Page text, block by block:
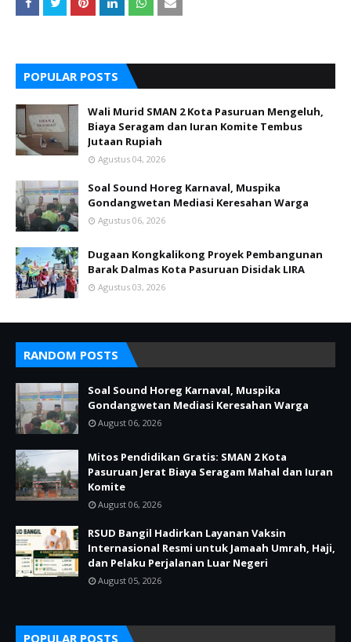
POPULAR POSTS
Wali Murid SMAN 2 Kota Pasuruan Mengeluh,
Biaya Seragam dan Iuran Komite Tembus
Jutaan Rupiah
Agustus 04, 2026
Soal Sound Horeg Karnaval, Muspika
Gondangwetan Mediasi Keresahan Warga
Agustus 06, 2026
Dugaan Kongkalikong Proyek Pembangunan
Barak Dalmas Kota Pasuruan Disidak LIRA
Agustus 03, 2026
RANDOM POSTS
Soal Sound Horeg Karnaval, Muspika
Gondangwetan Mediasi Keresahan Warga
August 06, 2026
Mitos Pendidikan Gratis: SMAN 2 Kota
Pasuruan Jerat Biaya Seragam Mahal dan Iuran
Komite
August 06, 2026
RSUD Bangil Hadirkan Layanan Vaksin
Internasional Resmi untuk Jamaah Umrah, Haji,
dan Pelaku Perjalanan Luar Negeri
August 05, 2026
POPULAR POSTS